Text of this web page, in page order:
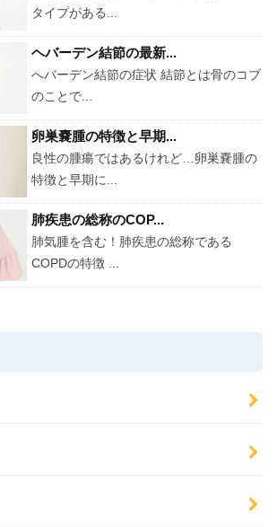
タイプがある...
ヘバーデン結節の最新...
へバーデン結節の症状 結節とは骨のコブ
のことで...
卵巣嚢腫の特徴と早期...
良性の腫瘍ではあるけれど…卵巣嚢腫の
特徴と早期に...
肺疾患の総称のCOP...
肺気腫を含む！肺疾患の総称である
COPDの特徴 ...